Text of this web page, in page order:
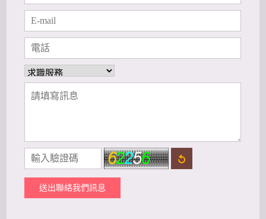
送出聯絡我們訊息